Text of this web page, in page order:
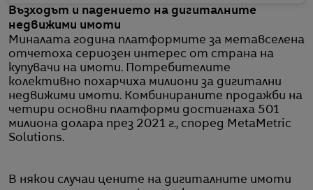
Възходът и падението на дигиталните
недвижими имоти
Миналата година платформите за метавселена
отчетоха сериозен интерес от страна на
купувачи на имоти. Потребителите
колективно похарчиха милиони за дигитални
недвижими имоти. Комбинираните продажби на
четири основни платформи достигнаха 501
милиона долара през 2021 г., според MetaMetric
Solutions.
В някои случаи цените на дигиталните имоти